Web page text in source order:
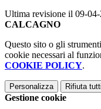
Ultima revisione il 09-04-
CALCAGNO
Questo sito o gli
cookie necessari al
COOKIE POLICY.
Personalizza Rifiuta tutti
Gestione cookie